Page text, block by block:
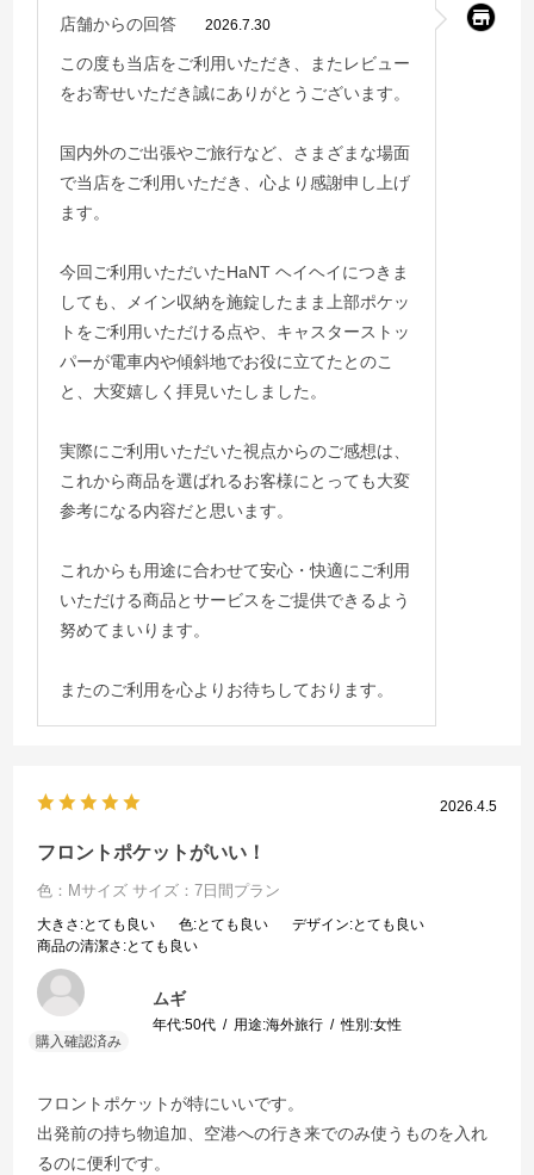
店舗からの回答 2026.7.30
この度も当店をご利用いただき、またレビュー
をお寄せいただき誠にありがとうございます。
国内外のご出張やご旅行など、さまざまな場面
で当店をご利用いただき、心より感謝申し上げ
ます。
今回ご利用いただいたHaNT ヘイヘイにつきま
しても、メイン収納を施錠したまま上部ポケッ
トをご利用いただける点や、キャスターストッ
パーが電車内や傾斜地でお役に立てたとのこ
と、大変嬉しく拝見いたしました。
実際にご利用いただいた視点からのご感想は、
これから商品を選ばれるお客様にとっても大変
参考になる内容だと思います。
これからも用途に合わせて安心・快適にご利用
いただける商品とサービスをご提供できるよう
努めてまいります。
またのご利用を心よりお待ちしております。
2026.4.5
フロントポケットがいい！
色：Mサイズ サイズ：7日間プラン
大きさ :とても良い 色:とても良い デザイン:とても良い
商品の清潔さ :とても良い
ムギ
年代:50代 用途:海外旅行 性別:女性
フロントポケットが特にいいです。
出発前の持ち物追加、空港への行き来でのみ使うものを入れ
るのに便利です。